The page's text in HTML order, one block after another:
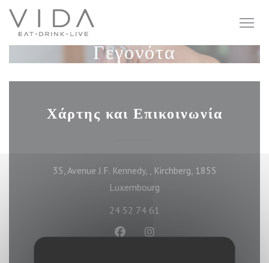
Πίνακας διαχείρισης "Μπισκότων" (Cookies)
Γεγονότα
Χάρτης και Επικοινωνία
35, Avenue J.F. Kennedy, , Kirchberg, 1855
Luxembourg
24 52 74 61
Facebook ((ανοίγει σε νέο
Instagram ((ανοίγει σε